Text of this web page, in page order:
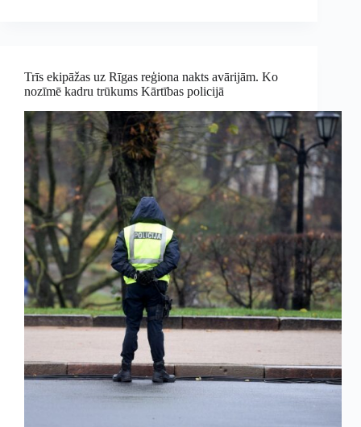
Trīs ekipāžas uz Rīgas reģiona nakts avārijām. Ko
nozīmē kadru trūkums Kārtības policijā